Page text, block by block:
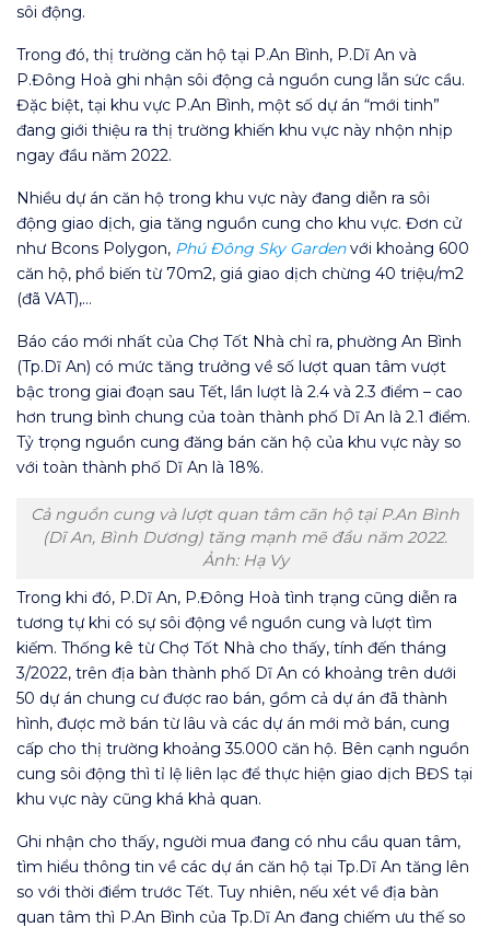
sôi động.
Trong đó, thị trường căn hộ tại P.An Bình, P.Dĩ An và
P.Đông Hoà ghi nhận sôi động cả nguồn cung lẫn sức cầu.
Đặc biệt, tại khu vực P.An Bình, một số dự án “mới tinh”
đang giới thiệu ra thị trường khiến khu vực này nhộn nhịp
ngay đầu năm 2022.
Nhiều dự án căn hộ trong khu vực này đang diễn ra sôi
động giao dịch, gia tăng nguồn cung cho khu vực. Đơn cử
như Bcons Polygon, Phú Đông Sky Gardenvới khoảng 600
căn hộ, phổ biến từ 70m2, giá giao dịch chừng 40 triệu/m2
(đã VAT),…
Báo cáo mới nhất của Chợ Tốt Nhà chỉ ra, phường An Bình
(Tp.Dĩ An) có mức tăng trưởng về số lượt quan tâm vượt
bậc trong giai đoạn sau Tết, lần lượt là 2.4 và 2.3 điểm – cao
hơn trung bình chung của toàn thành phố Dĩ An là 2.1 điểm.
Tỷ trọng nguồn cung đăng bán căn hộ của khu vực này so
với toàn thành phố Dĩ An là 18%.
Cả nguồn cung và lượt quan tâm căn hộ tại P.An Bình
(Dĩ An, Bình Dương) tăng mạnh mẽ đầu năm 2022.
Ảnh: Hạ Vy
Trong khi đó, P.Dĩ An, P.Đông Hoà tình trạng cũng diễn ra
tương tự khi có sự sôi động về nguồn cung và lượt tìm
kiếm. Thống kê từ Chợ Tốt Nhà cho thấy, tính đến tháng
3/2022, trên địa bàn thành phố Dĩ An có khoảng trên dưới
50 dự án chung cư được rao bán, gồm cả dự án đã thành
hình, được mở bán từ lâu và các dự án mới mở bán, cung
cấp cho thị trường khoảng 35.000 căn hộ. Bên cạnh nguồn
cung sôi động thì tỉ lệ liên lạc để thực hiện giao dịch BĐS tại
khu vực này cũng khá khả quan.
Ghi nhận cho thấy, người mua đang có nhu cầu quan tâm,
tìm hiểu thông tin về các dự án căn hộ tại Tp.Dĩ An tăng lên
so với thời điểm trước Tết. Tuy nhiên, nếu xét về địa bàn
quan tâm thì P.An Bình của Tp.Dĩ An đang chiếm ưu thế so